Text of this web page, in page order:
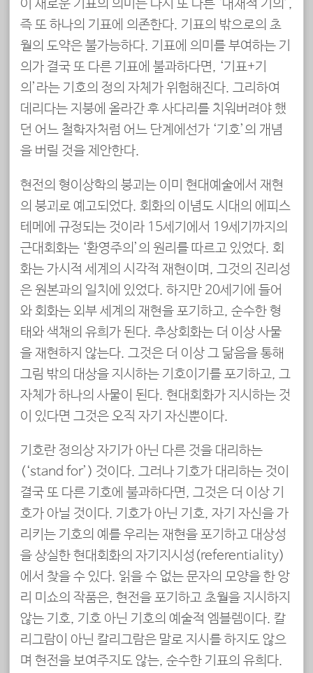
이 새로운 기표의 의미는 다시 또 다른 ‘내재적 기의’,
즉 또 하나의 기표에 의존한다. 기표의 밖으로의 초
월의 도약은 불가능하다. 기표에 의미를 부여하는 기
의가 결국 또 다른 기표에 불과하다면, ‘기표+기
의’라는 기호의 정의 자체가 위험해진다. 그리하여
데리다는 지붕에 올라간 후 사다리를 치워버려야 했
던 어느 철학자처럼 어느 단계에선가 ‘기호’의 개념
을 버릴 것을 제안한다.
현전의 형이상학의 붕괴는 이미 현대예술에서 재현
의 붕괴로 예고되었다. 회화의 이념도 시대의 에피스
테메에 규정되는 것이라 15세기에서 19세기까지의
근대회화는 ‘환영주의’의 원리를 따르고 있었다. 회
화는 가시적 세계의 시각적 재현이며, 그것의 진리성
은 원본과의 일치에 있었다. 하지만 20세기에 들어
와 회화는 외부 세계의 재현을 포기하고, 순수한 형
태와 색채의 유희가 된다. 추상회화는 더 이상 사물
을 재현하지 않는다. 그것은 더 이상 그 닮음을 통해
그림 밖의 대상을 지시하는 기호이기를 포기하고, 그
자체가 하나의 사물이 된다. 현대회화가 지시하는 것
이 있다면 그것은 오직 자기 자신뿐이다.
기호란 정의상 자기가 아닌 다른 것을 대리하는
(‘stand for’) 것이다. 그러나 기호가 대리하는 것이
결국 또 다른 기호에 불과하다면, 그것은 더 이상 기
호가 아닐 것이다. 기호가 아닌 기호, 자기 자신을 가
리키는 기호의 예를 우리는 재현을 포기하고 대상성
을 상실한 현대회화의 자기지시성(referentiality)
에서 찾을 수 있다. 읽을 수 없는 문자의 모양을 한 앙
리 미쇼의 작품은, 현전을 포기하고 초월을 지시하지
않는 기호, 기호 아닌 기호의 예술적 엠블렘이다. 칼
리그람이 아닌 칼리그람은 말로 지시를 하지도 않으
며 현전을 보여주지도 않는, 순수한 기표의 유희다.